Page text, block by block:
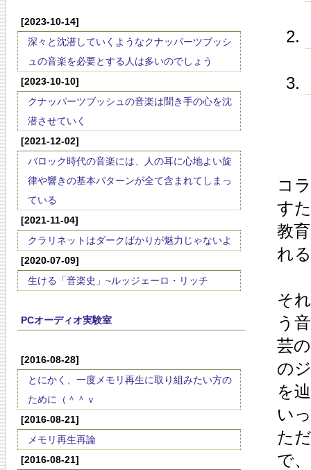
[2023-10-14]
深々と沈潜していくようなクナッパーツブッシ
ュの音楽を必要とする人は多いのでしょう
[2023-10-10]
クナッパーツブッシュの音楽は聞き手の心を沈
潜させていく
[2021-12-02]
バロック時代の音楽には、人の耳に心地よい旋
律や響きの基本パターンが全て含まれてしまっ
ている
[2021-11-04]
クラリネットはダークばかりが魅力じゃないよ
[2020-07-09]
生ける「音楽史」~ルッジェーロ・リッチ
PCオーディオ実験室
[2016-08-28]
とにかく、一度メモリ再生に取り組みたい方の
ために（＾＾ｖ
[2016-08-21]
メモリ再生再論
[2016-08-21]
コ
す
教
れ
そ
う
芸
の
を
い
た
で